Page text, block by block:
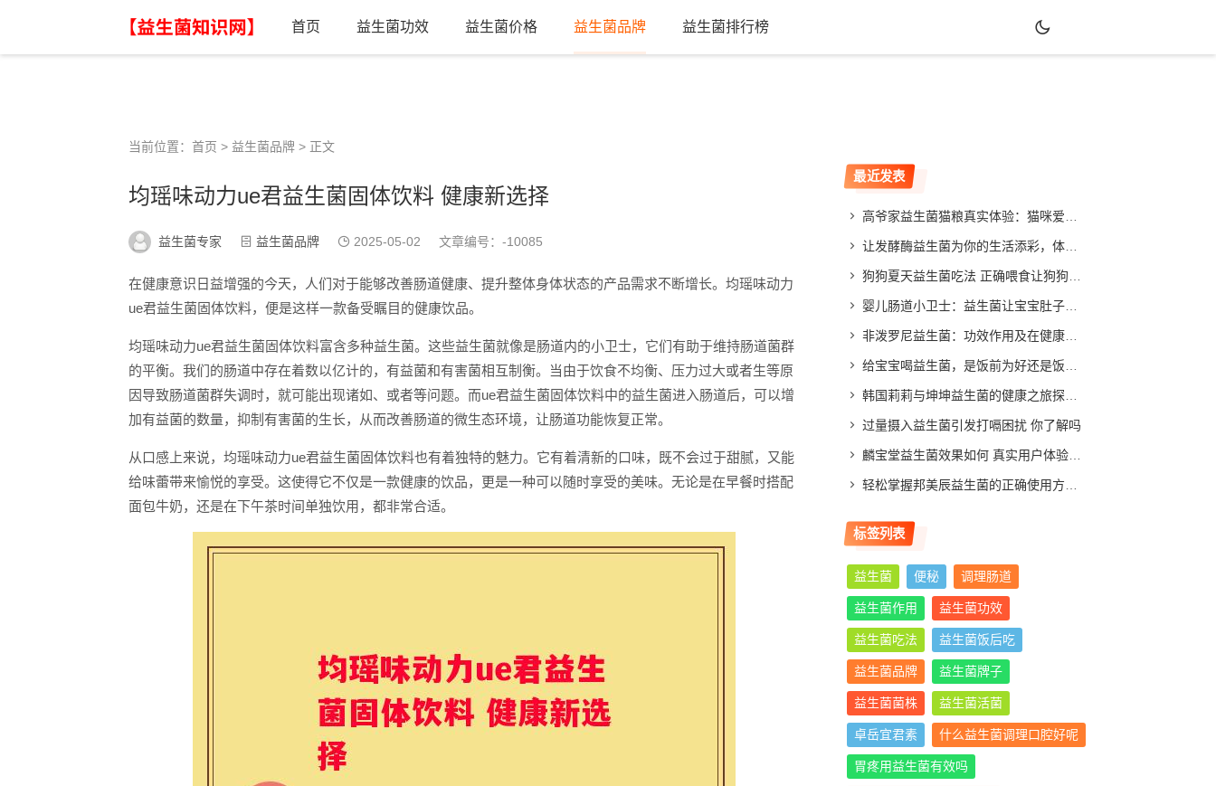
首页 益生菌功效 益生菌价格 益生菌品牌 益生菌排行榜
当前位置： 首页 > 益生菌品牌 > 正文
均瑶味动力ue君益生菌固体饮料 健康新选择
益生菌专家 益生菌品牌 2025-05-02 文章编号： -10085
在健康意识日益增强的今天，人们对于能够改善肠道健康、提升整体身体状态的产品需求不断增长。均瑶味动力
ue君益生菌固体饮料，便是这样一款备受瞩目的健康饮品。
均瑶味动力ue君益生菌固体饮料富含多种益生菌。这些益生菌就像是肠道内的小卫士，它们有助于维持肠道菌群
的平衡。我们的肠道中存在着数以亿计的，有益菌和有害菌相互制衡。当由于饮食不均衡、压力过大或者生等原
因导致肠道菌群失调时，就可能出现诸如、或者等问题。而ue君益生菌固体饮料中的益生菌进入肠道后，可以增
加有益菌的数量，抑制有害菌的生长，从而改善肠道的微生态环境，让肠道功能恢复正常。
从口感上来说，均瑶味动力ue君益生菌固体饮料也有着独特的魅力。它有着清新的口味，既不会过于甜腻，又能
给味蕾带来愉悦的享受。这使得它不仅是一款健康的饮品，更是一种可以随时享受的美味。无论是在早餐时搭配
面包牛奶，还是在下午茶时间单独饮用，都非常合适。
最近发表
高爷家益生菌猫粮真实体验：猫咪爱吃吗？效果如何？
让发酵酶益生菌为你的生活添彩，体验不同寻常的改善效果
狗狗夏天益生菌吃法 正确喂食让狗狗健康度夏
婴儿肠道小卫士：益生菌让宝宝肚子舒畅，家长放心
非泼罗尼益生菌：功效作用及在健康领域的应用与发展
给宝宝喝益生菌，是饭前为好还是饭后更合适？专家给你答案
韩国莉莉与坤坤益生菌的健康之旅探索与分享
过量摄入益生菌引发打嗝困扰 你了解吗
麟宝堂益生菌效果如何 真实用户体验分享与评测分析
轻松掌握邦美辰益生菌的正确使用方法，让你肠道更舒适
标签列表
益生菌 便秘 调理肠道
益生菌作用 益生菌功效
益生菌吃法 益生菌饭后吃
益生菌品牌 益生菌牌子
益生菌菌株 益生菌活菌
卓岳宜君素 什么益生菌调理口腔好呢
胃疼用益生菌有效吗